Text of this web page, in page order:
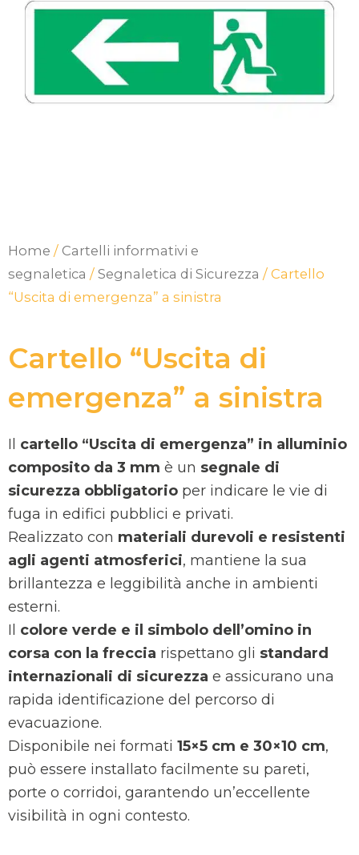
Home / Cartelli informativi e
segnaletica / Segnaletica di Sicurezza / Cartello
“Uscita di emergenza” a sinistra
Cartello “Uscita di
emergenza” a sinistra
Il cartello “Uscita di emergenza” in alluminio
composito da 3 mm è un segnale di
sicurezza obbligatorio per indicare le vie di
fuga in edifici pubblici e privati.
Realizzato con materiali durevoli e resistenti
agli agenti atmosferici, mantiene la sua
brillantezza e leggibilità anche in ambienti
esterni.
Il colore verde e il simbolo dell’omino in
corsa con la freccia rispettano gli standard
internazionali di sicurezza e assicurano una
rapida identificazione del percorso di
evacuazione.
Disponibile nei formati 15×5 cm e 30×10 cm,
può essere installato facilmente su pareti,
porte o corridoi, garantendo un’eccellente
visibilità in ogni contesto.